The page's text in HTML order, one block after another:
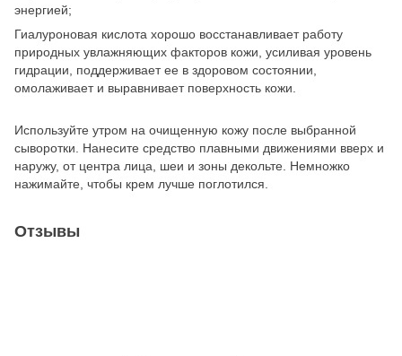
энергией;
Гиалуроновая кислота хорошо восстанавливает работу
природных увлажняющих факторов кожи, усиливая уровень
гидрации, поддерживает ее в здоровом состоянии,
омолаживает и выравнивает поверхность кожи.
Используйте утром на очищенную кожу после выбранной
сыворотки. Нанесите средство плавными движениями вверх и
наружу, от центра лица, шеи и зоны декольте. Немножко
нажимайте, чтобы крем лучше поглотился.
Отзывы